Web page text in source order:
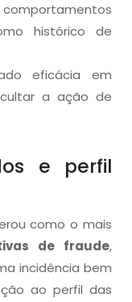
histórico de
eficácia em
a ação de
e perfil
como o mais
de fraude,
incidência bem
ao perfil das